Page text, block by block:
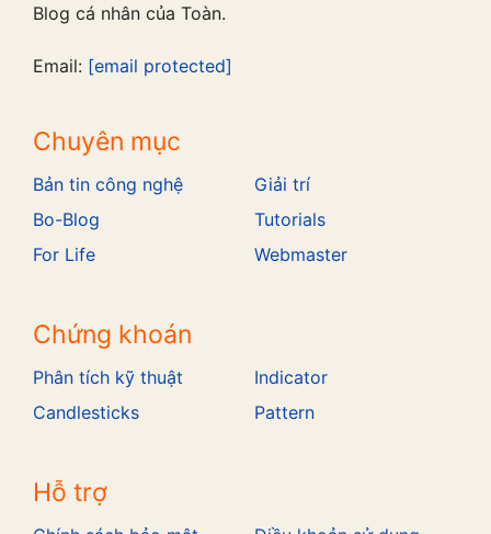
Blog cá nhân của Toàn.
Email: [email protected]
Chuyên mục
Bản tin công nghệ
Bo-Blog
For Life
Giải trí
Tutorials
Webmaster
Chứng khoán
Phân tích kỹ thuật
Candlesticks
Indicator
Pattern
Hỗ trợ